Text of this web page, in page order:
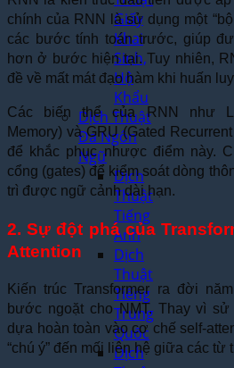
Giấy
Khai
Sinh,
Hộ
Khẩu
Dịch Thuật
Đa Ngôn
Ngữ
Dịch
Thuật
Tiếng
Anh
Dịch
Thuật
Tiếng
Trung
Quốc
Dịch
chính của RNN là sử dụng một
các bước tính toán trước, giúp
hơn ở bước hiện tại. Tuy nhiên,
đề về mất mát đạo hàm khi huấn
Các biến thể của RNN như
Memory) và GRU (Gated
để khắc phục nhược điểm này.
cổng (gates) để kiểm soát dòng
trì được ngữ cảnh dài hạn.
2. Sự đột phá của
Attention
Kiến trúc Transformer ra đời
bước ngoặt cho NMT. Thay vì sử
dựa hoàn toàn vào cơ chế self-
“chú ý” đến mối liên hệ giữa các từ